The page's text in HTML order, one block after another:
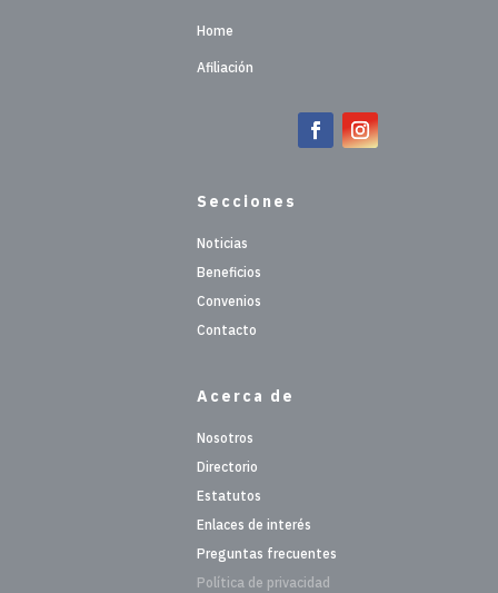
Home
Afiliación
Secciones
Noticias
Beneficios
Convenios
Contacto
Acerca de
Nosotros
Directorio
Estatutos
Enlaces de interés
Preguntas frecuentes
Política de privacidad